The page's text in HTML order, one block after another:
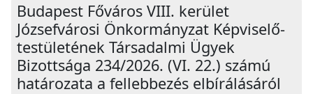
Budapest Főváros VIII. kerület
Józsefvárosi Önkormányzat Képviselő-
testületének Társadalmi Ügyek
Bizottsága 234/2026. (VI. 22.) számú
határozata a fellebbezés elbírálásáról